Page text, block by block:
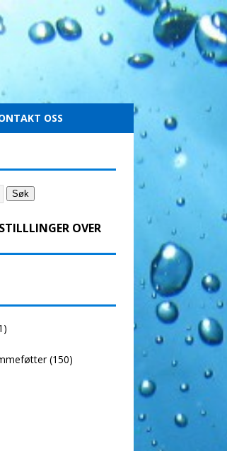
OSS
Søk
OVER
(150)